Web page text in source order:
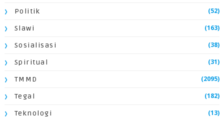
Politik (52)
Slawi (163)
Sosialisasi (38)
Spiritual (31)
TMMD (2095)
Tegal (182)
Teknologi (13)